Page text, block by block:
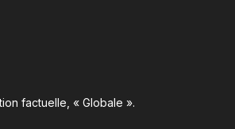
factuelle, « Globale ».